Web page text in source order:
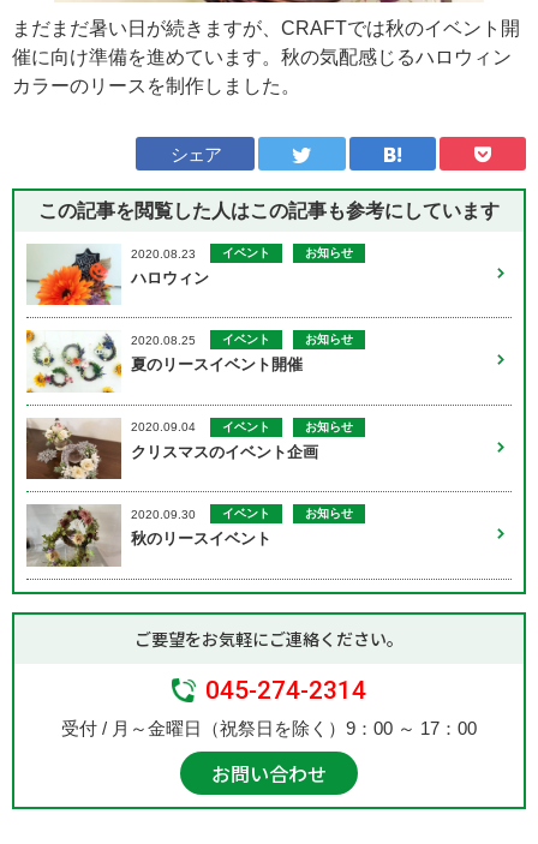
まだまだ暑い日が続きますが、CRAFTでは秋のイベント開
催に向け準備を進めています。秋の気配感じるハロウィン
カラーのリースを制作しました。
シェア
この記事を閲覧した人はこの記事も参考にしています
2020.08.23 イベント お知らせ
ハロウィン
2020.08.25 イベント お知らせ
夏のリースイベント開催
2020.09.04 イベント お知らせ
クリスマスのイベント企画
2020.09.30 イベント お知らせ
秋のリースイベント
ご要望をお気軽にご連絡ください。
045-274-2314
受付 / 月～金曜日（祝祭日を除く）9：00 ～ 17：00
お問い合わせ